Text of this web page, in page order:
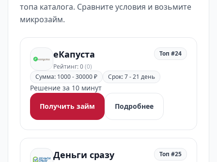
топа каталога. Сравните условия и возьмите
микрозайм.
еКапуста
Рейтинг: 0(0)
Топ #24
Сумма: 1000 - 30000 ₽ Срок: 7 - 21 день
Решение за 10 минут
Получить займ
Подробнее
Деньги сразу Топ #25